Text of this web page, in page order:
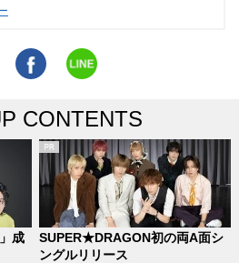
CONTENTS
成
SUPER★DRAGON初の両A面シ
ングルリリース